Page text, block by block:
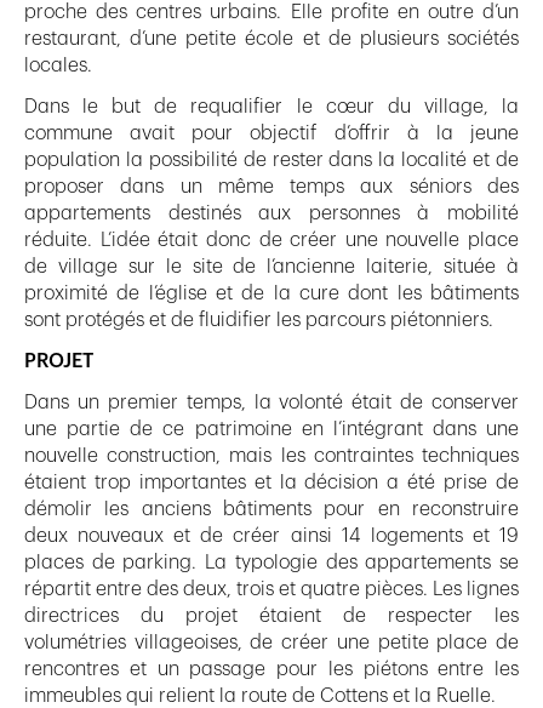
proche des centres urbains. Elle profite en outre d’un
restaurant, d’une petite école et de plusieurs sociétés
locales.
Dans le but de requalifier le cœur du village, la
commune avait pour objectif d’offrir à la jeune
population la possibilité de rester dans la localité et de
proposer dans un même temps aux séniors des
appartements destinés aux personnes à mobilité
réduite. L’idée était donc de créer une nouvelle place
de village sur le site de l’ancienne laiterie, située à
proximité de l’église et de la cure dont les bâtiments
sont protégés et de fluidifier les parcours piétonniers.
PROJET
Dans un premier temps, la volonté était de conserver
une partie de ce patrimoine en l’intégrant dans une
nouvelle construction, mais les contraintes techniques
étaient trop importantes et la décision a été prise de
démolir les anciens bâtiments pour en reconstruire
deux nouveaux et de créer ainsi 14 logements et 19
places de parking. La typologie des appartements se
répartit entre des deux, trois et quatre pièces. Les lignes
directrices du projet étaient de respecter les
volumétries villageoises, de créer une petite place de
rencontres et un passage pour les piétons entre les
immeubles qui relient la route de Cottens et la Ruelle.